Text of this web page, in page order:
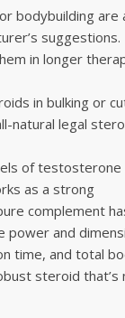
bodybuilding are
suggestions.
in longer
in bulking or
natural legal
of testosterone
as a strong
complement
power and
time, and total
steroid